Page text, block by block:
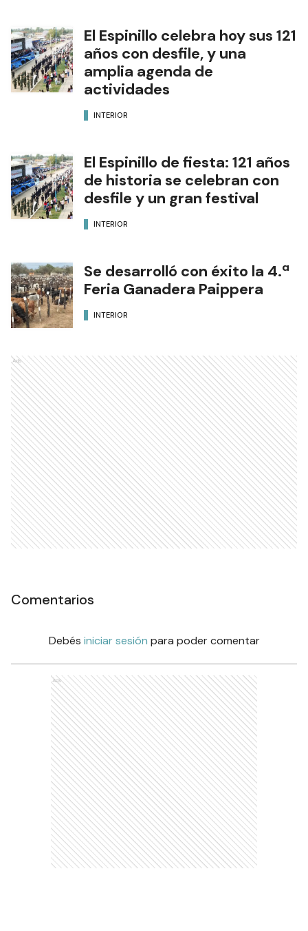
El Espinillo celebra hoy sus 121
años con desfile, y una
amplia agenda de
actividades
INTERIOR
El Espinillo de fiesta: 121 años
de historia se celebran con
desfile y un gran festival
INTERIOR
Se desarrolló con éxito la 4.ª
Feria Ganadera Paippera
INTERIOR
Ads
Comentarios
Debés iniciar sesión para poder comentar
Ads